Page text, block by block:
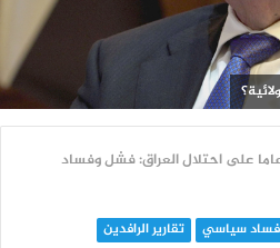
على احتلال العراق: فشل وفساد
تقارير الرافدين